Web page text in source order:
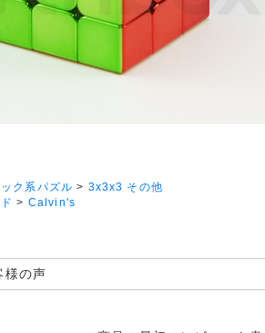
ク系パズル > 3x3x3 その他
> Calvin's
様の声